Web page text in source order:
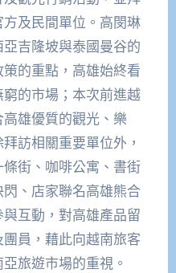
及民間單位。高閔琳
吉隆坡與泰國曼谷的
的重點，高雄始終看
的市場；本次前進越
雄優質的觀光、樂
訪相關重要單位外，
街、咖啡公寓、書街
、店家聯名高雄熊合
互動，對高雄產品留
員，藉此向越南旅客
旅遊市場的重視。